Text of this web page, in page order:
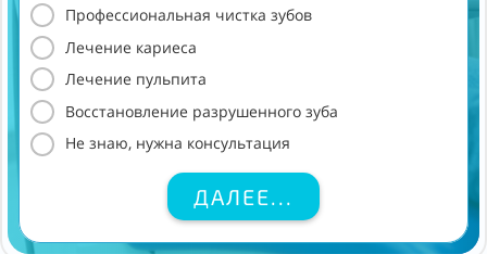
Профессиональная чистка зубов
Лечение кариеса
Лечение пульпита
Восстановление разрушенного зуба
Не знаю, нужна консультация
ДАЛЕЕ...